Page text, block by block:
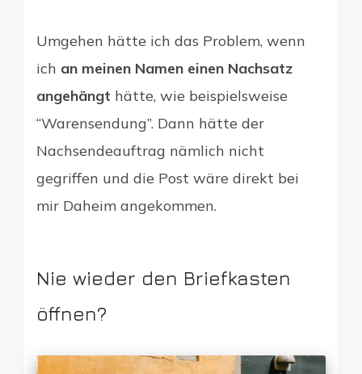
Umgehen hätte ich das Problem, wenn
ich an meinen Namen einen Nachsatz
angehängt hätte, wie beispielsweise
“Warensendung”. Dann hätte der
Nachsendeauftrag nämlich nicht
gegriffen und die Post wäre direkt bei
mir Daheim angekommen.
Nie wieder den Briefkasten
öffnen?